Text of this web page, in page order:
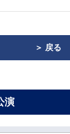
＞ 戻る
演